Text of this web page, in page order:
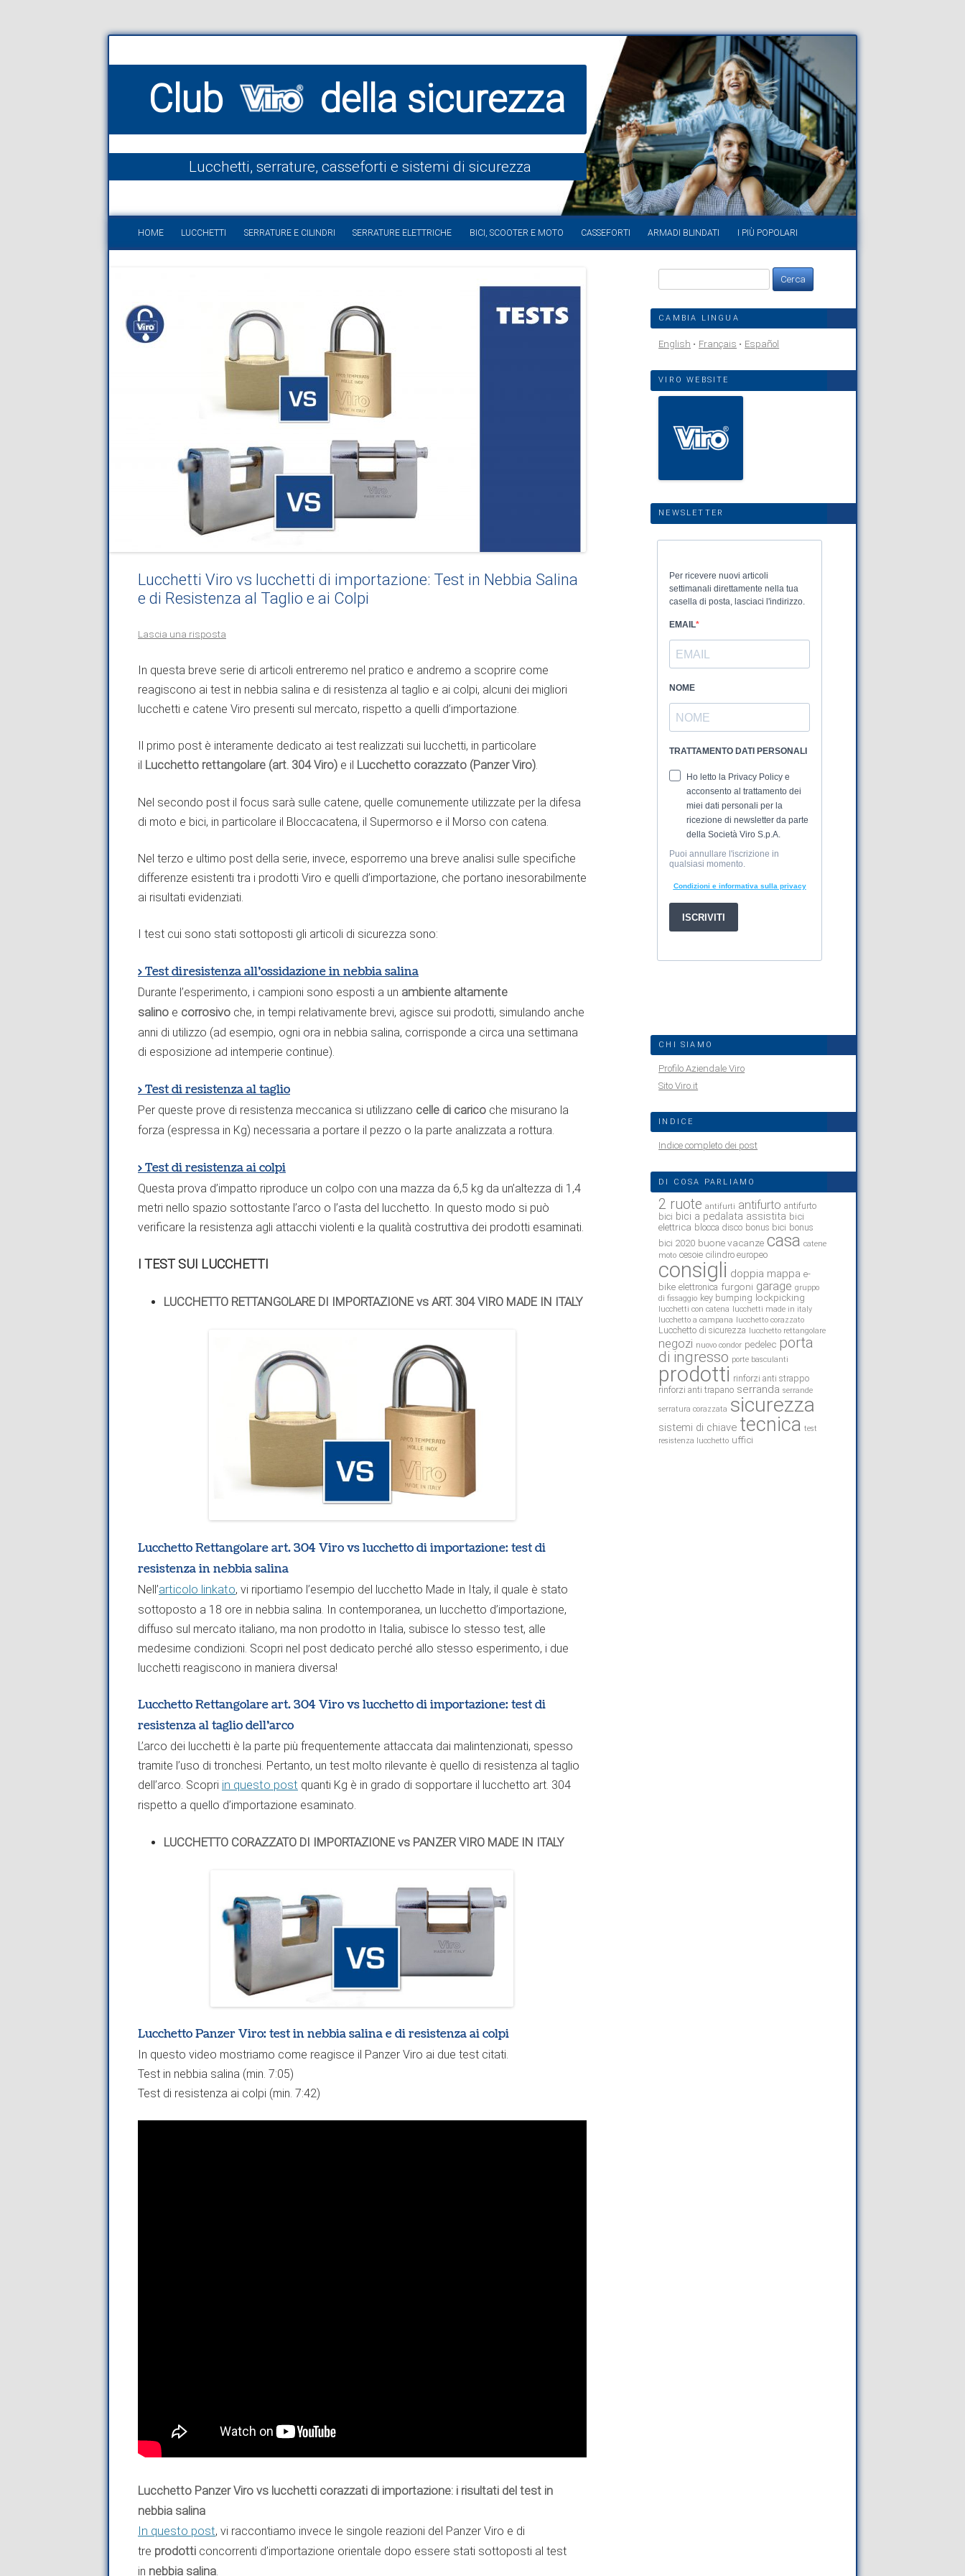
Club della sicurezza
Lucchetti, serrature, casseforti e sistemi di sicurezza
HOME LUCCHETTI SERRATURE E CILINDRI SERRATURE ELETTRICHE BICI, SCOOTER E MOTO CASSEFORTI ARMADI BLINDATI I PIÙ POPOLARI
Lucchetti Viro vs lucchetti di importazione: Test in Nebbia Salina
e di Resistenza al Taglio e ai Colpi
Lascia una risposta
In questa breve serie di articoli entreremo nel pratico e andremo a scoprire come
reagiscono ai test in nebbia salina e di resistenza al taglio e ai colpi, alcuni dei migliori
lucchetti e catene Viro presenti sul mercato, rispetto a quelli d’importazione.
Il primo post è interamente dedicato ai test realizzati sui lucchetti, in particolare
il Lucchetto rettangolare (art. 304 Viro) e il Lucchetto corazzato (Panzer Viro).
Nel secondo post il focus sarà sulle catene, quelle comunemente utilizzate per la difesa
di moto e bici, in particolare il Bloccacatena, il Supermorso e il Morso con catena.
Nel terzo e ultimo post della serie, invece, esporremo una breve analisi sulle specifiche
differenze esistenti tra i prodotti Viro e quelli d’importazione, che portano inesorabilmente
ai risultati evidenziati.
I test cui sono stati sottoposti gli articoli di sicurezza sono:
> Test di resistenza all’ossidazione in nebbia salina
Durante l’esperimento, i campioni sono esposti a un ambiente altamente
salino e corrosivo che, in tempi relativamente brevi, agisce sui prodotti, simulando anche
anni di utilizzo (ad esempio, ogni ora in nebbia salina, corrisponde a circa una settimana
di esposizione ad intemperie continue).
> Test di resistenza al taglio
Per queste prove di resistenza meccanica si utilizzano celle di carico che misurano la
forza (espressa in Kg) necessaria a portare il pezzo o la parte analizzata a rottura.
> Test di resistenza ai colpi
Questa prova d’impatto riproduce un colpo con una mazza da 6,5 kg da un’altezza di 1,4
metri nello spazio sottostante l’arco o l’asta del lucchetto. In questo modo si può
verificare la resistenza agli attacchi violenti e la qualità costruttiva dei prodotti esaminati.
I TEST SUI LUCCHETTI
LUCCHETTO RETTANGOLARE DI IMPORTAZIONE vs ART. 304 VIRO MADE IN ITALY
Lucchetto Rettangolare art. 304 Viro vs lucchetto di importazione: test di
resistenza in nebbia salina
Nell’articolo linkato, vi riportiamo l’esempio del lucchetto Made in Italy, il quale è stato
sottoposto a 18 ore in nebbia salina. In contemporanea, un lucchetto d’importazione,
diffuso sul mercato italiano, ma non prodotto in Italia, subisce lo stesso test, alle
medesime condizioni. Scopri nel post dedicato perché allo stesso esperimento, i due
lucchetti reagiscono in maniera diversa!
Lucchetto Rettangolare art. 304 Viro vs lucchetto di importazione: test di
resistenza al taglio dell’arco
L’arco dei lucchetti è la parte più frequentemente attaccata dai malintenzionati, spesso
tramite l’uso di tronchesi. Pertanto, un test molto rilevante è quello di resistenza al taglio
dell’arco. Scopri in questo post quanti Kg è in grado di sopportare il lucchetto art. 304
rispetto a quello d’importazione esaminato.
LUCCHETTO CORAZZATO DI IMPORTAZIONE vs PANZER VIRO MADE IN ITALY
Lucchetto Panzer Viro: test in nebbia salina e di resistenza ai colpi
In questo video mostriamo come reagisce il Panzer Viro ai due test citati.
Test in nebbia salina (min. 7:05)
Test di resistenza ai colpi (min. 7:42)
Lucchetto Panzer Viro vs lucchetti corazzati di importazione: i risultati del test in
nebbia salina
In questo post, vi raccontiamo invece le singole reazioni del Panzer Viro e di
tre prodotti concorrenti d’importazione orientale dopo essere stati sottoposti al test
in nebbia salina.
per:
CAMBIA LINGUA
English Français Español
VIRO WEBSITE
NEWSLETTER
CHI SIAMO
Profilo Aziendale Viro
Sito Viro.it
INDICE
Indice completo dei post
DI COSA PARLIAMO
2 ruote antifurti antifurto antifurto
bici bici a pedalata assistita bici
elettrica blocca disco bonus bici bonus
bici 2020 buone vacanze casa catene
moto cesoie cilindro europeo
consigli doppia mappa e-
bike elettronica furgoni garage gruppo
di fissaggio key bumping lockpicking
lucchetti con catena lucchetti made in italy
lucchetto a campana lucchetto corazzato
Lucchetto di sicurezza lucchetto rettangolare
negozi nuovo condor pedelec porta
di ingresso porte basculanti
prodotti rinforzi anti strappo
rinforzi anti trapano serranda serrande
serratura corazzata sicurezza
sistemi di chiave tecnica test
resistenza lucchetto uffici